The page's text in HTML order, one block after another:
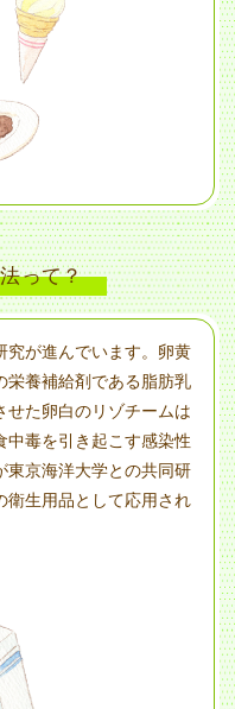
って？
究が進んでいます。卵黄
栄養補給剤である脂肪乳
せた卵白のリゾチームは
中毒を引き起こす感染性
東京海洋大学との共同研
衛生用品として応用され